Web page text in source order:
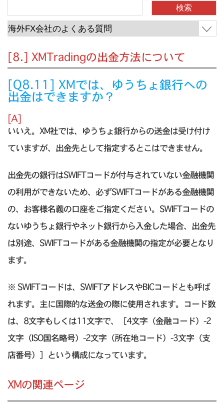
[8.] XMTradingの出金方法について
[Q8.11] XMでは、ゆうちょ銀行への
出金はできますか？
[A]
いいえ。XM社では、ゆうちょ銀行からの送金は受け付け
ていますが、出金先として指定するとこはできません。
出金先の銀行はSWIFTコードが付与されていない金融機関
の利用ができないため、必ずSWIFTコードがある金融機関
の、お客様名義の口座をご指定ください。SWIFTコードの
ないゆうちょ銀行やネット銀行から入金した場合、出金先
は別途、SWIFTコードがある金融機関の指定が必要となり
ます。
※ SWIFTコードは、SWIFTアドレスやBICコードとも呼ば
れます。主に国際的な送金の際に使用されます。コード数
は、8文字もしくは11文字で、［4文字（金融コード）-2
文字（ISO国名略号）-2文字（所在地コード）-3文字（支
店番号）］という構成になっています。
XMの関連ページ